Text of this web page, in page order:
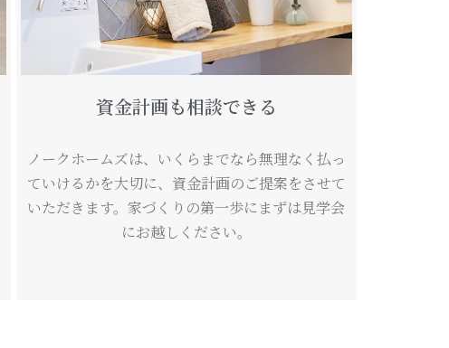
資金計画も相談できる
ノークホームズは、いくらまでなら無理なく払っ
ていけるかを大切に、資金計画のご提案をさせて
いただきます。家づくりの第一歩にまずは見学会
にお越しください。